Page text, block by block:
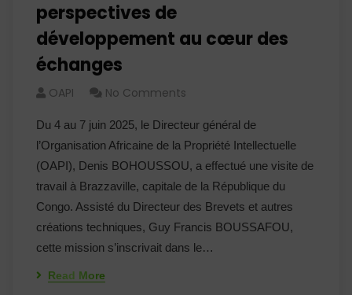
perspectives de
développement au cœur des
échanges
OAPI No Comments
Du 4 au 7 juin 2025, le Directeur général de
l’Organisation Africaine de la Propriété Intellectuelle
(OAPI), Denis BOHOUSSOU, a effectué une visite de
travail à Brazzaville, capitale de la République du
Congo. Assisté du Directeur des Brevets et autres
créations techniques, Guy Francis BOUSSAFOU,
cette mission s’inscrivait dans le…
Read More